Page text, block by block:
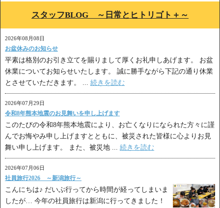
スタッフBLOG ～日常とヒトリゴト＋～
2026年08月08日
お盆休みのお知らせ
平素は格別のお引き立てを賜りまして厚くお礼申しあげます。 お盆
休業についてお知らせいたします。 誠に勝手ながら下記の通り休業
とさせていただきます。 ... 続きを読む
2026年07月29日
令和8年熊本地震のお見舞いを申し上げます
このたびの令和8年熊本地震により、お亡くなりになられた方々に謹
んでお悔やみ申し上げますとともに、被災された皆様に心よりお見
舞い申し上げます。 また、被災地 ... 続きを読む
2026年07月06日
社員旅行2026 ～新潟旅行～
こんにちは♪ だいぶ行ってから時間が経ってしまいま
したが… 今年の社員旅行は新潟に行ってきました！